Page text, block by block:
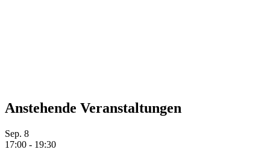
Anstehende Veranstaltungen
Sep. 8
17:00 - 19:30